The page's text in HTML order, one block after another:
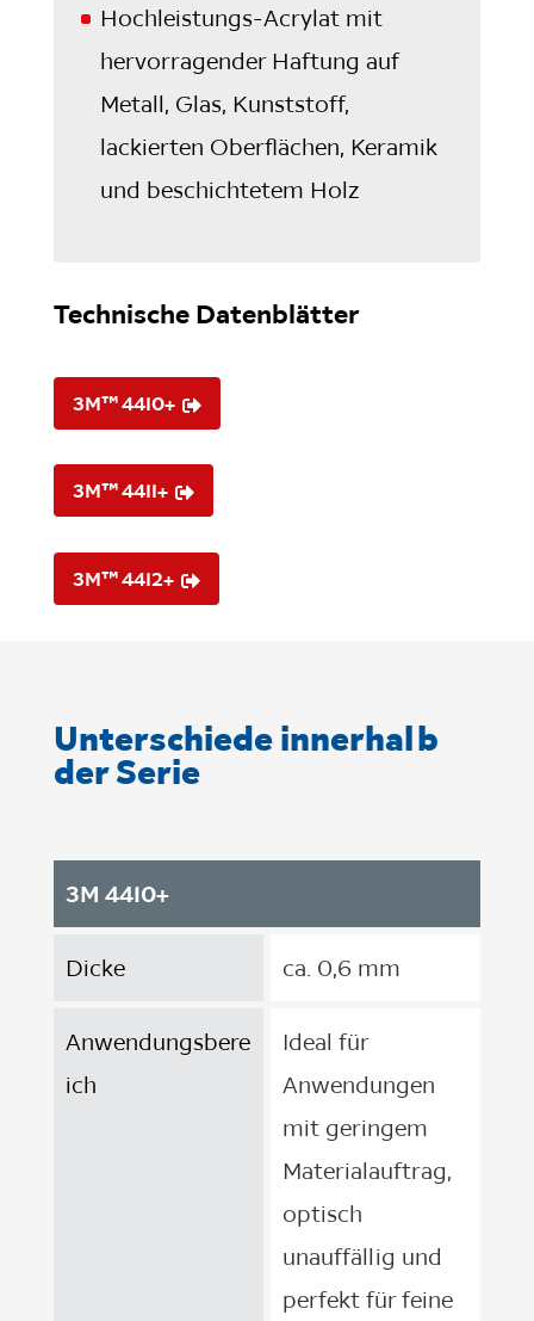
Hochleistungs-Acrylat mit
hervorragender Haftung auf
Metall, Glas, Kunststoff,
lackierten Oberflächen, Keramik
und beschichtetem Holz
Technische Datenblätter
3M™ 4410+ 
3M™ 4411+ 
3M™ 4412+ 
Unterschiede innerhalb
der Serie
Dicke
Anwendungsbere
ich
3M 4410+
ca. 0,6 mm
Ideal für
Anwendungen
mit geringem
Materialauftrag,
optisch
unauffällig und
perfekt für feine